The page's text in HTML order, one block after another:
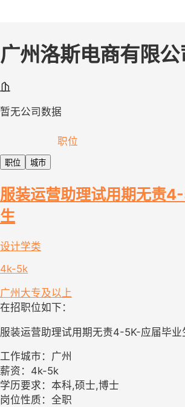
广州洛斯电商有限公
暂无公司数据
职位
职位 城市
服装运营助理试用期无责
生
设计学类
4k-5k
广州 大专及以上
在招职位如下：
服装运营助理试用期无责4-5K-应届毕业
工作城市：广州
薪资：4k-5k
学历要求：本科,硕士,博士
岗位性质：全职